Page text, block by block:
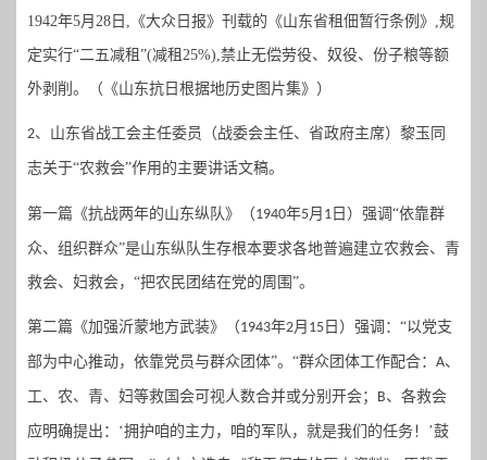
1942年5月28日,《大众日报》刊载的《山东省租佃暂行条例》,规
定实行“二五减租”(减租25%),禁止无偿劳役、奴役、份子粮等额
外剥削。（《山东抗日根据地历史图片集》）
2、山东省战工会主任委员（战委会主任、省政府主席）黎玉同
志关于“农救会”作用的主要讲话文稿。
第一篇《抗战两年的山东纵队》（1940年5月 1 日）强调“依靠群
众、组织群众”是山东纵队生存根本要求各地普遍建立农救会、青
救会、妇救会，“把农民团结在党的周围”。
第二篇 《加强沂蒙地方武装》（1943年2月 15 日 ）强调： “以党支
部为中心推动，依靠党员与群众团体”。“群众团体工作配合： A、
工、农、青、妇等救国会可视人数合并或分别开会； B、各救会
应明确提出：‘拥护咱的主力，咱的军队，就是我们的任务！’鼓